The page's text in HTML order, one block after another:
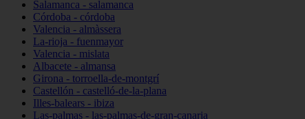
Salamanca - salamanca
Córdoba - córdoba
Valencia - almàssera
La-rioja - fuenmayor
Valencia - mislata
Albacete - almansa
Girona - torroella-de-montgrí
Castellón - castelló-de-la-plana
Illes-balears - ibiza
Las-palmas - las-palmas-de-gran-canaria